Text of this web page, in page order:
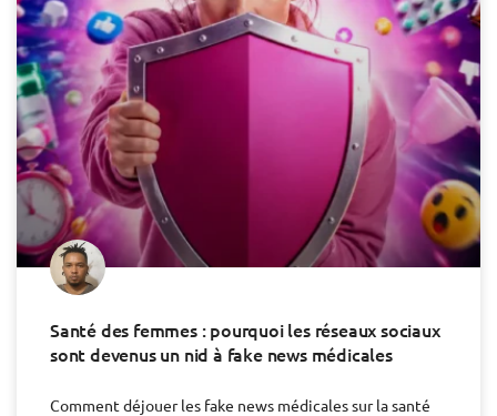
Santé des femmes : pourquoi les réseaux sociaux
sont devenus un nid à fake news médicales
Comment déjouer les fake news médicales sur la santé